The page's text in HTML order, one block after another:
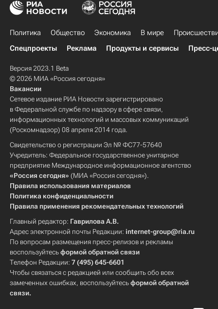
Политика Общество Экономика В мире
Спецпроекты
Реклама Продукты и сервисы Пресс-
Версия 2023.1 Beta
© 2026 МИА «Россия сегодня»
Вакансии
Сетевое издание РИА Новости зарегистрировано
в Федеральной службе по надзору в сфере связи,
информационных технологий и массовых коммуникаций
(Роскомнадзор) 08 апреля 2014 года.
Свидетельство о регистрации Эл № ФС77-57640
Учредитель: Федеральное государственное унитарное
предприятие Международное информационное агентство
«Россия сегодня» (МИА «Россия сегодня»).
Правила использования материалов
Политика конфиденциальности
Правила применения рекомендательных технологий
Главный редактор: Гаврилова А.В.
Адрес электронной почты Редакции: internet-group@ria.ru
По вопросам размещения пресс-релизов и рекламы
воспользуйтесьформой обратной связи
Телефон Редакции: 7 (495) 645-6601
Чтобы связаться с редакцией или сообщить обо всех
замеченных ошибках, воспользуйтесьформой обратной
связи.